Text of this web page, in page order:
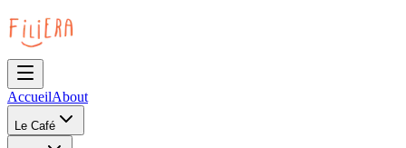
AccueilAbout
Le Café